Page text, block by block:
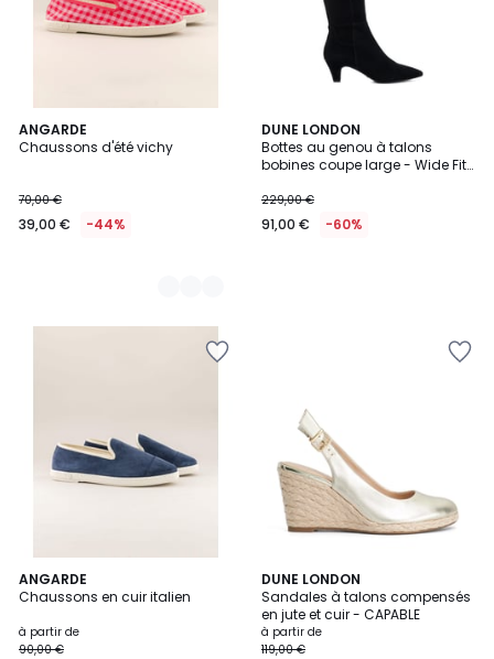
ANGARDE
Chaussons d'été vichy
70,00 €
39,00 € -44%
2
Couleurs
DUNE LONDON
Bottes au genou à talons
bobines coupe large - Wide Fit
229,00 €
91,00 € -60%
ANGARDE
Chaussons en cuir italien
à partir de
90,00 €
2
Couleurs
DUNE LONDON
Sandales à talons compensés
en jute et cuir - CAPABLE
à partir de
119,00 €
2
Couleurs